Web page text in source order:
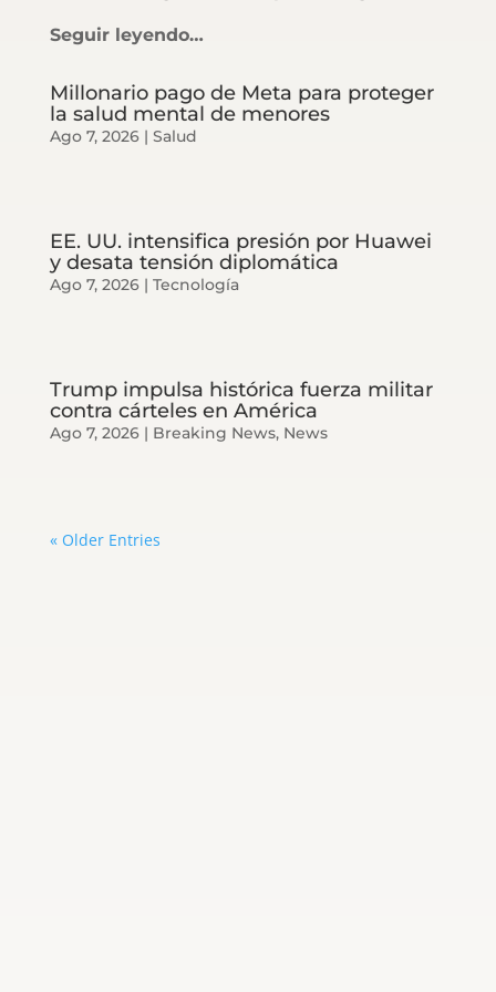
Seguir leyendo…
Millonario pago de Meta para proteger
la salud mental de menores
Ago 7, 2026| Salud
EE. UU. intensifica presión por Huawei
y desata tensión diplomática
Ago 7, 2026| Tecnología
Trump impulsa histórica fuerza militar
contra cárteles en América
Ago 7, 2026| Breaking News, News
« Older Entries